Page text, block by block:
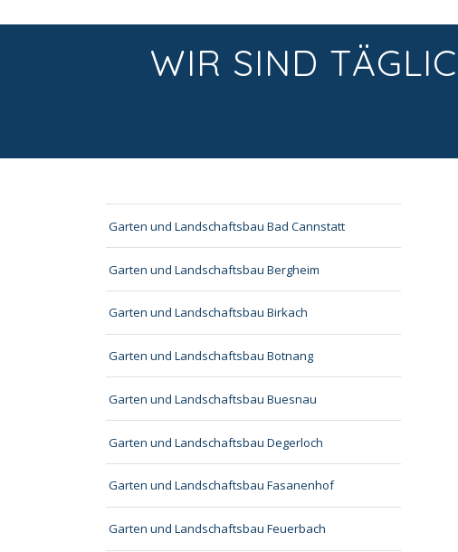
WIR SIND
Garten und Landschaftsbau Bad Cannstatt
Garten und Landschaftsbau Bergheim
Garten und Landschaftsbau Birkach
Garten und Landschaftsbau Botnang
Garten und Landschaftsbau Buesnau
Garten und Landschaftsbau Degerloch
Garten und Landschaftsbau Fasanenhof
Garten und Landschaftsbau Feuerbach